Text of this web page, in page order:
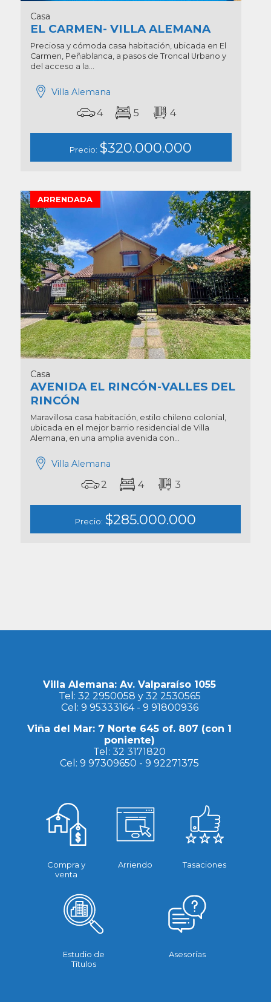
Casa
EL CARMEN- VILLA ALEMANA
Preciosa y cómoda casa habitación, ubicada en El
Carmen, Peñablanca, a pasos de Troncal Urbano y
del acceso a la...
Villa Alemana
4 5 4
Precio: $320.000.000
ARRENDADA
Casa
AVENIDA EL RINCÓN-VALLES DEL
RINCÓN
Maravillosa casa habitación, estilo chileno colonial,
ubicada en el mejor barrio residencial de Villa
Alemana, en una amplia avenida con...
Villa Alemana
2 4 3
Precio: $285.000.000
Villa Alemana: Av. Valparaíso 1055
Tel: 32 2950058 y 32 2530565
Cel: 9 95333164- 9 91800936
Viña del Mar: 7 Norte 645 of. 807 (con 1
poniente)
Tel:32 3171820
Cel:9 97309650 -9 92271375
Compra y
venta
Arriendo Tasaciones
Estudio de
Títulos
Asesorías